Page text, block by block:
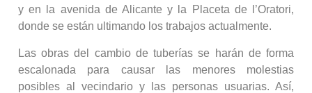
y en la avenida de Alicante y la Placeta de l’Oratori,
donde se están ultimando los trabajos actualmente.
Las obras del cambio de tuberías se harán de forma
escalonada para causar las menores molestias
posibles al vecindario y las personas usuarias. Así,